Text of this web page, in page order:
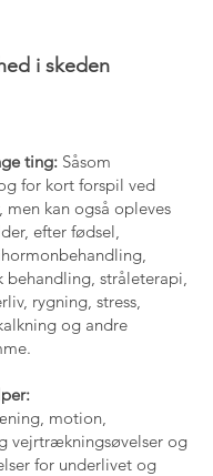
i skeden
ting: Såsom
for kort forspil ved
men kan også opleves
efter fødsel,
behandling, stråleterapi,
rygning, stress,
og andre
motion,
vejrtrækningsøvelser og
for underlivet og